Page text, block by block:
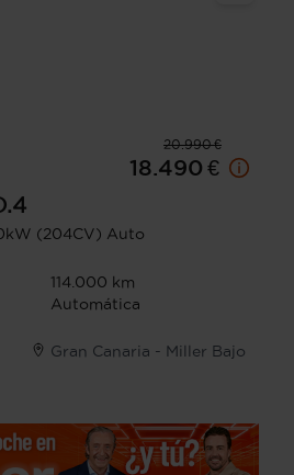
20.990 €
18.490 €
(204CV) Auto
114.000 km
Automática
Gran Canaria - Miller Bajo